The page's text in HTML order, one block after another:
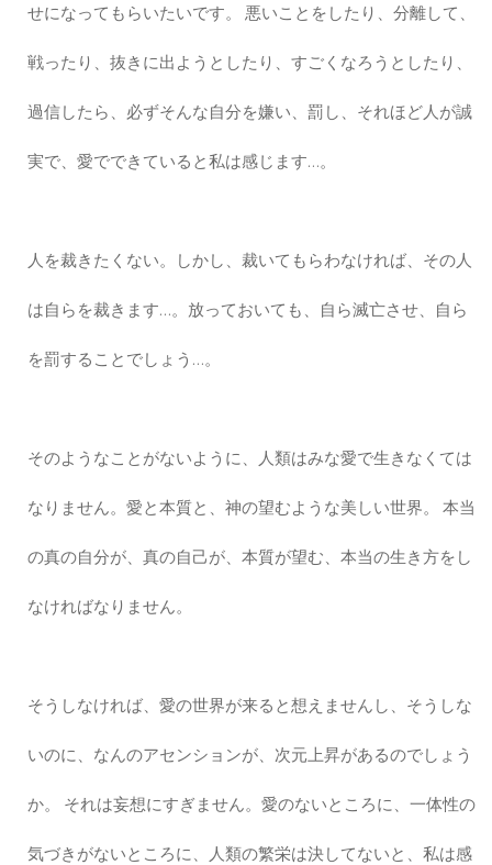
せになってもらいたいです。 悪いことをしたり、分離して、
戦ったり、抜きに出ようとしたり、すごくなろうとしたり、
過信したら、必ずそんな自分を嫌い、罰し、それほど人が誠
実で、愛でできていると私は感じます…。
人を裁きたくない。しかし、裁いてもらわなければ、その人
は自らを裁きます…。放っておいても、自ら滅亡させ、自ら
を罰することでしょう…。
そのようなことがないように、人類はみな愛で生きなくては
なりません。愛と本質と、神の望むような美しい世界。 本当
の真の自分が、真の自己が、本質が望む、本当の生き方をし
なければなりません。
そうしなければ、愛の世界が来ると想えませんし、そうしな
いのに、なんのアセンションが、次元上昇があるのでしょう
か。 それは妄想にすぎません。愛のないところに、一体性の
気づきがないところに、人類の繁栄は決してないと、私は感